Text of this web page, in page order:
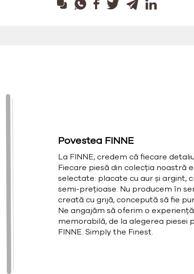
Povestea FINNE
La FINNE, credem că fiecare
Fiecare piesă din colecția noastră
selectate: placate cu aur și argint,
semi-prețioase. Nu producem în
creată cu grijă, concepută să fie
Ne angajăm să oferim o
memorabilă, de la alegerea piesei
FINNE. Simply the Finest.